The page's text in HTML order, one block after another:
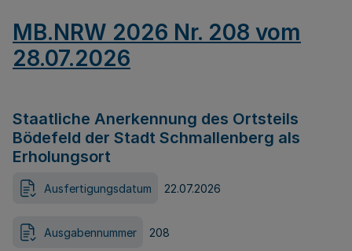
MB.NRW 2026 Nr. 208 vom
28.07.2026
Staatliche Anerkennung des Ortsteils
Bödefeld der Stadt Schmallenberg als
Erholungsort
Ausfertigungsdatum 22.07.2026
Ausgabennummer 208